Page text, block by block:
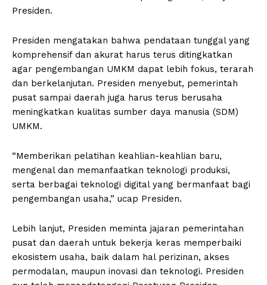
Presiden.
Presiden mengatakan bahwa pendataan tunggal yang
komprehensif dan akurat harus terus ditingkatkan
agar pengembangan UMKM dapat lebih fokus, terarah
dan berkelanjutan. Presiden menyebut, pemerintah
pusat sampai daerah juga harus terus berusaha
meningkatkan kualitas sumber daya manusia (SDM)
UMKM.
“Memberikan pelatihan keahlian-keahlian baru,
mengenal dan memanfaatkan teknologi produksi,
serta berbagai teknologi digital yang bermanfaat bagi
pengembangan usaha,” ucap Presiden.
Lebih lanjut, Presiden meminta jajaran pemerintahan
pusat dan daerah untuk bekerja keras memperbaiki
ekosistem usaha, baik dalam hal perizinan, akses
permodalan, maupun inovasi dan teknologi. Presiden